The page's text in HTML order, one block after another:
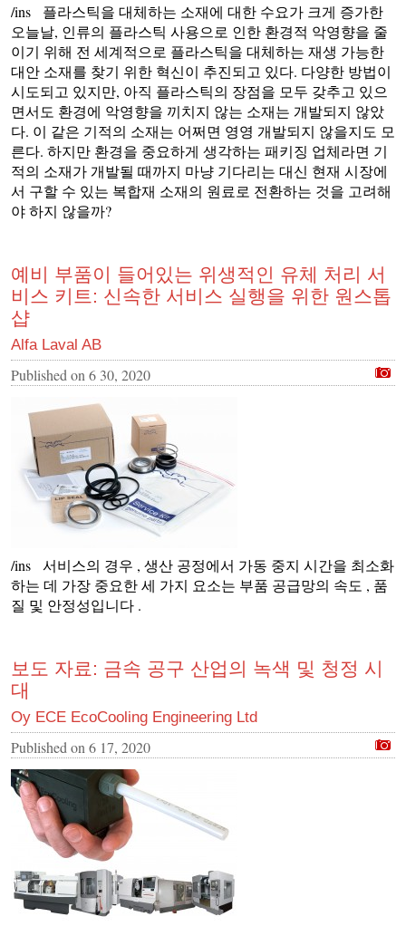
/ins 플라스틱을 대체하는 소재에 대한 수요가 크게 증가한
오늘날, 인류의 플라스틱 사용으로 인한 환경적 악영향을 줄
이기 위해 전 세계적으로 플라스틱을 대체하는 재생 가능한
대안 소재를 찾기 위한 혁신이 추진되고 있다. 다양한 방법이
시도되고 있지만, 아직 플라스틱의 장점을 모두 갖추고 있으
면서도 환경에 악영향을 끼치지 않는 소재는 개발되지 않았
다. 이 같은 기적의 소재는 어쩌면 영영 개발되지 않을지도 모
른다. 하지만 환경을 중요하게 생각하는 패키징 업체라면 기
적의 소재가 개발될 때까지 마냥 기다리는 대신 현재 시장에
서 구할 수 있는 복합재 소재의 원료로 전환하는 것을 고려해
야 하지 않을까?
예비 부품이 들어있는 위생적인 유체 처리 서
비스 키트: 신속한 서비스 실행을 위한 원스톱
샵
Alfa Laval AB
Published on 6 30, 2020
/ins 서비스의 경우 , 생산 공정에서 가동 중지 시간을 최소화
하는 데 가장 중요한 세 가지 요소는 부품 공급망의 속도 , 품
질 및 안정성입니다 .
보도 자료: 금속 공구 산업의 녹색 및 청정 시
대
Oy ECE EcoCooling Engineering Ltd
Published on 6 17, 2020